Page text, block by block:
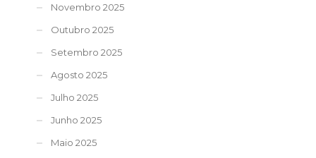
Novembro 2025
Outubro 2025
Setembro 2025
Agosto 2025
Julho 2025
Junho 2025
Maio 2025